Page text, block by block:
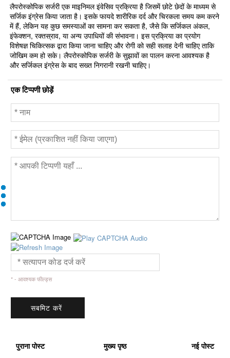
लैपरोस्कोपिक सर्जरी एक माइनिमल इंवेसिव प्रक्रिया है जिसमें छोटे छेदों के माध्यम से
सर्जिक इंग्रेस किया जाता है। इसके फायदे शारीरिक दर्द और चिरकला समय कम करने
में हैं, लेकिन यह कुछ समस्याओं का सामना कर सकता है, जैसे कि सर्जिकल अंकल,
इंफेक्शन, रक्तस्राव, या अन्य उपाधियों की संभावना। इस प्रक्रिया का प्रयोग
विशेषज्ञ चिकित्सक द्वारा किया जाना चाहिए और रोगी को सही सलाह देनी चाहिए ताकि
जोखिम कम हो सके। लैपरोस्कोपिक सर्जरी के सुझावों का पालन करना आवश्यक है
और सर्जिकल इंग्रेस के बाद सख्त निगरानी रखनी चाहिए।
एक टिप्पणी छोड़ें
* - आवश्यक फील्ड्स
पुराना पोस्ट मुख्य पृष्ठ नई पोस्ट